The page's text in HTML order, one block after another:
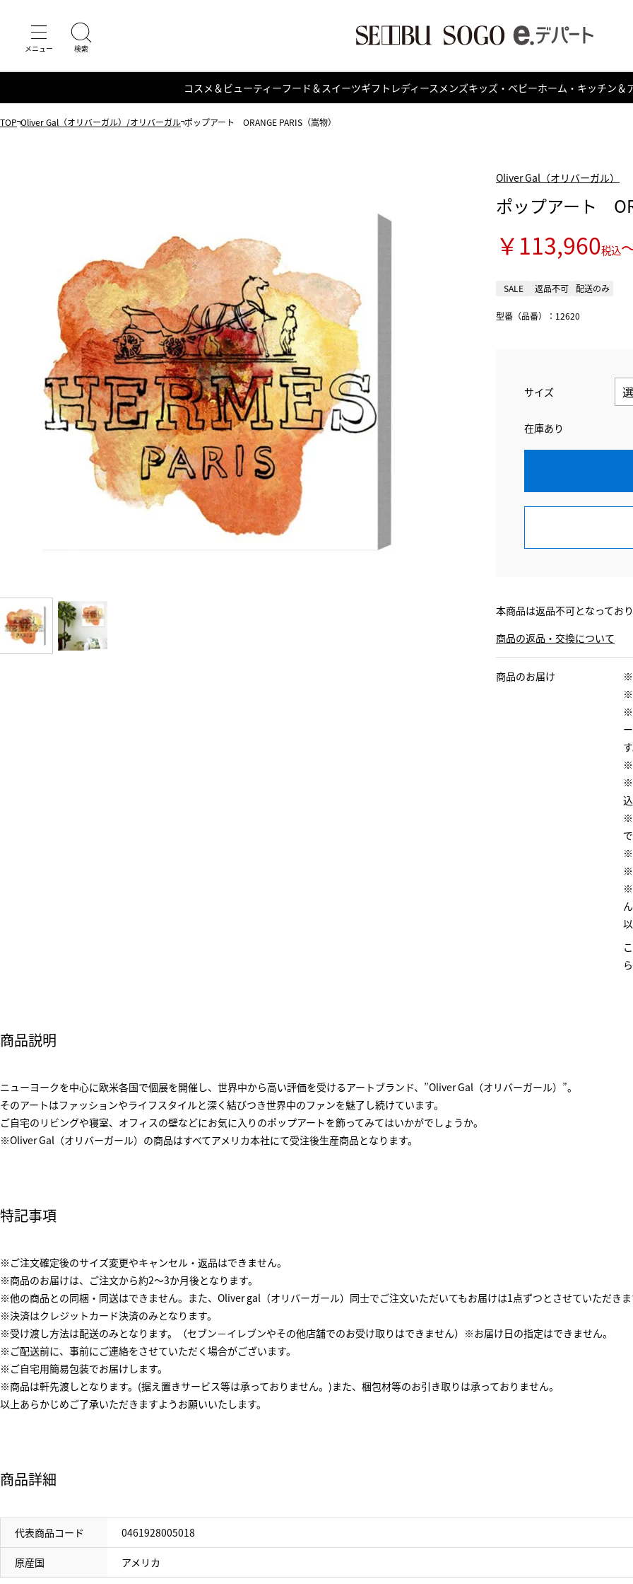
コスメ＆ビューティーフード＆スイーツギフト レディース メンズキッズ・ベビーホーム・キッチン＆
TOP Oliver Gal（オリバーガル）/オリバーガル ポップアート ORANGE PARIS（嵩物）
Oliver Gal（オリバーガル）
ポップアート
￥113,960税込
SALE 返品不可 配送のみ
型番（品番）：12620
サイズ
在庫あり
本商品は返品不可となってお
商品の返品・交換について
商品のお届け
※
※
※
※
※
※
※
※
※
商品説明
ニューヨークを中心に欧米各国で個展を開催し、世界中から高い評価を受けるアートブランド、”Oliver Gal（オリバーガール）”。
そのアートはファッションやライフスタイルと深く結びつき世界中のファンを魅了し続けています。
ご自宅のリビングや寝室、オフィスの壁などにお気に入りのポップアートを飾ってみてはいかがでしょうか。
※Oliver Gal（オリバーガール）の商品はすべてアメリカ本社にて受注後生産商品となります。
特記事項
※ご注文確定後のサイズ変更やキャンセル・返品はできません。
※商品のお届けは、ご注文から約2～3か月後となります。
※他の商品との同梱・同送はできません。また、Oliver gal（オリバーガール）同士でご注文いただいてもお届けは1点ずつとさせていただき
※決済はクレジットカード決済のみとなります。
※受け渡し方法は配送のみとなります。（セブン－イレブンやその他店舗でのお受け取りはできません）※お届け日の指定はできません。
※ご配送前に、事前にご連絡をさせていただく場合がございます。
※ご自宅用簡易包装でお届けします。
※商品は軒先渡しとなります。(据え置きサービス等は承っておりません。)また、梱包材等のお引き取りは承っておりません。
以上あらかじめご了承いただきますようお願いいたします。
商品詳細
代表商品コード 0461928005018
原産国 アメリカ